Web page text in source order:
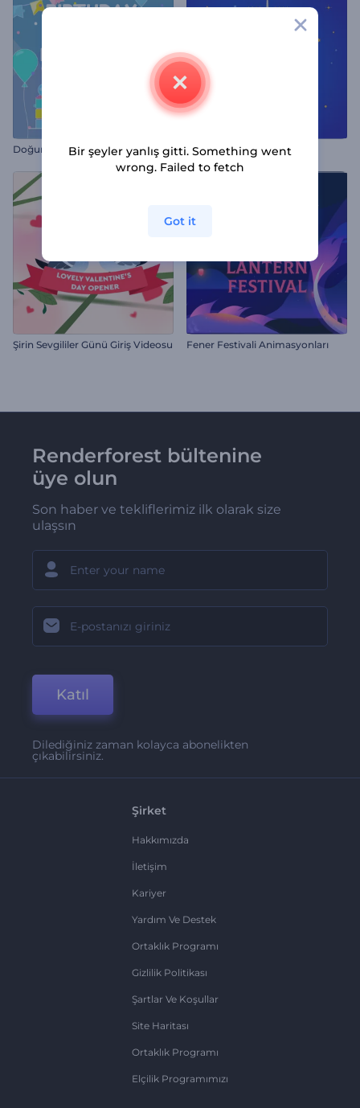
Doğum Günü Partisi Davetiyesi Hanuka Kutlama Reels
Şirin Sevgililer Günü Giriş Videosu Fener Festivali Animasyonları
Renderforest bültenine
üye olun
Son haber ve tekliflerimiz ilk olarak size
ulaşsın
Katıl
Dilediğiniz zaman kolayca abonelikten
çıkabilirsiniz.
Şirket
Hakkımızda
İletişim
Kariyer
Yardım Ve Destek
Ortaklık Programı
Gizlilik Politikası
Şartlar Ve Koşullar
Site Haritası
Ortaklık Programı
Elçilik Programımızı
Bir şeyler yanlış gitti. Something went
wrong. Failed to fetch
Got it